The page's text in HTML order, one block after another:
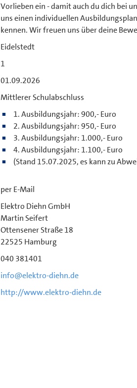
Vorlieben ein - damit auch du dich bei
uns einen individuellen
kennen. Wir freuen uns über deine
Eidelstedt
1
01.09.2026
Mittlerer Schulabschluss
1. Ausbildungsjahr: 900,- Euro
2. Ausbildungsjahr: 950,- Euro
3. Ausbildungsjahr: 1.000,- Euro
4. Ausbildungsjahr: 1.100,- Euro
(Stand 15.07.2025, es kann zu
per E-Mail
Elektro Diehn GmbH
Martin Seifert
Ottensener Straße 18
22525 Hamburg
040 381401
info@elektro-diehn.de
http://www.elektro-diehn.de